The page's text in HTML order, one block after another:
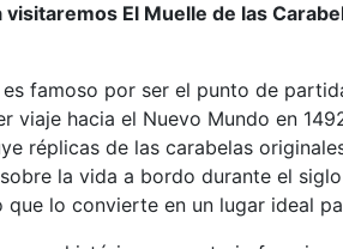
El Muelle de las
es famoso por ser el punto de
viaje hacia el Nuevo Mundo en
réplicas de las carabelas
la vida a bordo durante el
lo convierte en un lugar ideal